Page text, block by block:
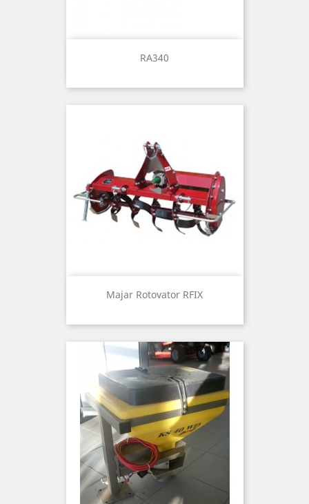
RA340
Majar Rotovator RFIX